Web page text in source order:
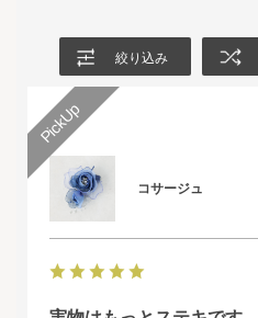
絞り込み
コサージュ